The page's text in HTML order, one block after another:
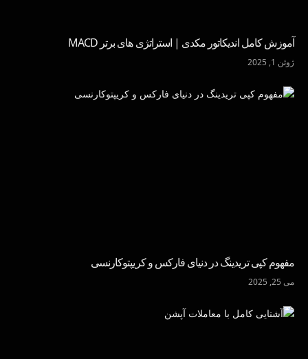
آموزش کامل اندیکاتور مکدی | استراتژی های برتر MACD
ژوئن 1, 2025
مفهوم کپی تریدینگ در دنیای فارکس و کریپتوکارنسی
می 25, 2025